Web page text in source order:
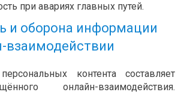
при авариях главных путей.
и оборона информации
взаимодействии
контента составляет
онлайн-взаимодействия.